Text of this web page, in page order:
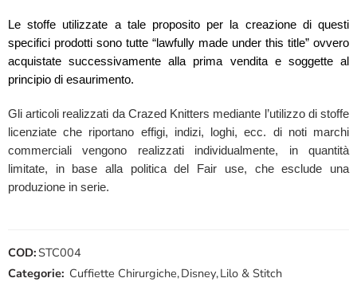
Le stoffe utilizzate a tale proposito per la creazione di questi
specifici prodotti sono tutte “lawfully made under this title” ovvero
acquistate successivamente alla prima vendita e soggette al
principio di esaurimento.
Gli articoli realizzati da Crazed Knitters mediante l’utilizzo di stoffe
licenziate che riportano effigi, indizi, loghi, ecc. di noti marchi
commerciali vengono realizzati individualmente, in quantità
limitate, in base alla politica del Fair use, che esclude una
produzione in serie.
COD: STC004
Categorie: Cuffiette Chirurgiche,Disney,Lilo & Stitch